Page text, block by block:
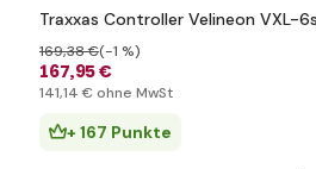
Traxxas Controller Velineon VXL-
167,95 €
169,38 €(-1 %)
141,14 € ohne MwSt
+ 167 Punkte